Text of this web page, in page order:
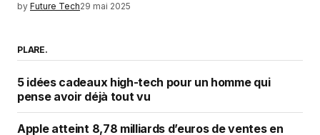
by Future Tech29 mai 2025
PLARE.
5 idées cadeaux high-tech pour un homme qui
pense avoir déjà tout vu
Apple atteint 8,78 milliards d’euros de ventes en